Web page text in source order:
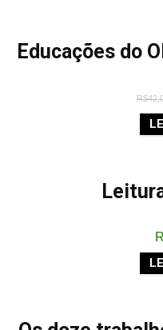
Educações do
R$